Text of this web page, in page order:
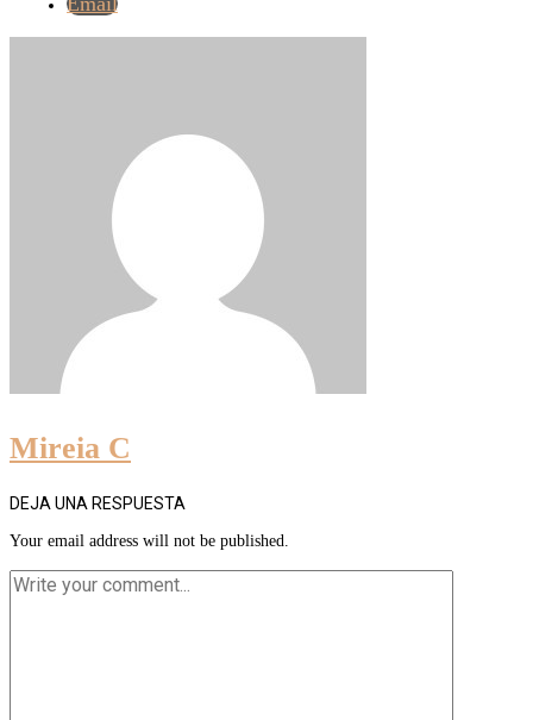
Mireia C
DEJA UNA RESPUESTA
Your email address will not be published.